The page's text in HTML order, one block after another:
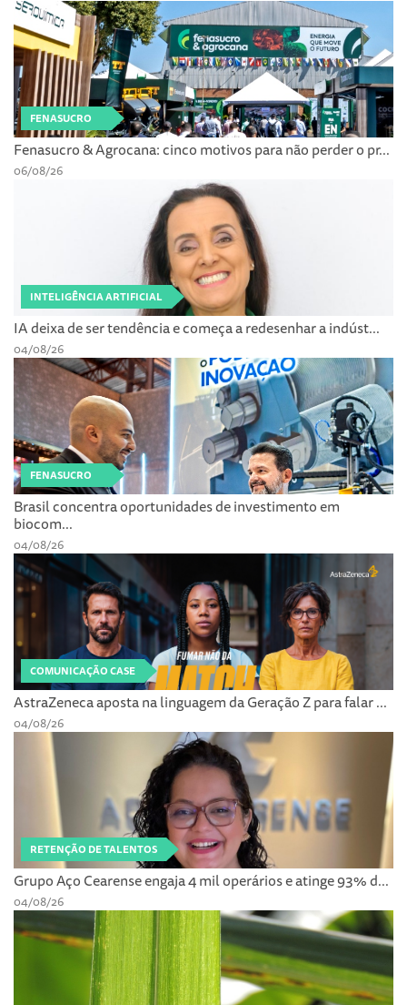
FENASUCRO
Fenasucro & Agrocana: cinco motivos para não perder o pr...
06/08/26
INTELIGÊNCIA ARTIFICIAL
IA deixa de ser tendência e começa a redesenhar a indúst...
04/08/26
FENASUCRO
Brasil concentra oportunidades de investimento em
biocom...
04/08/26
COMUNICAÇÃO CASE
AstraZeneca aposta na linguagem da Geração Z para falar ...
04/08/26
RETENÇÃO DE TALENTOS
Grupo Aço Cearense engaja 4 mil operários e atinge 93% d...
04/08/26